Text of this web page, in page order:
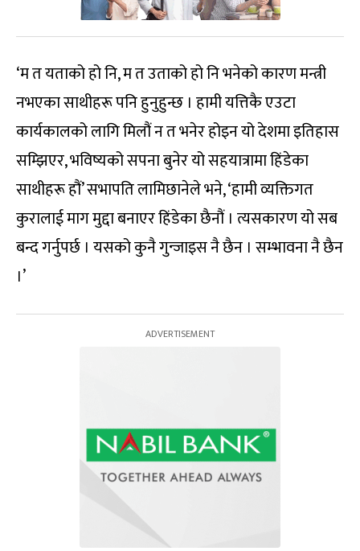
‘म त यताको हो नि, म त उताको हो नि भनेको कारण मन्त्री
नभएका साथीहरू पनि हुनुहुन्छ । हामी यत्तिकै एउटा
कार्यकालको लागि मिलौं न त भनेर होइन यो देशमा इतिहास
सम्झिएर, भविष्यको सपना बुनेर यो सहयात्रामा हिंडेका
साथीहरू हौं’ सभापति लामिछानेले भने, ‘हामी व्यक्तिगत
कुरालाई माग मुद्दा बनाएर हिंडेका छैनौं । त्यसकारण यो सब
बन्द गर्नुपर्छ । यसको कुनै गुन्जाइस नै छैन । सम्भावना नै छैन
।’